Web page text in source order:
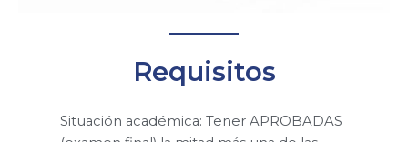
Razones
Económicas
Requisitos
Situación académica: Tener APROBADAS